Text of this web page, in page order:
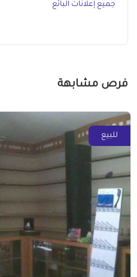
جميع إعلانات البائع
فرص مشابهة
للبيع